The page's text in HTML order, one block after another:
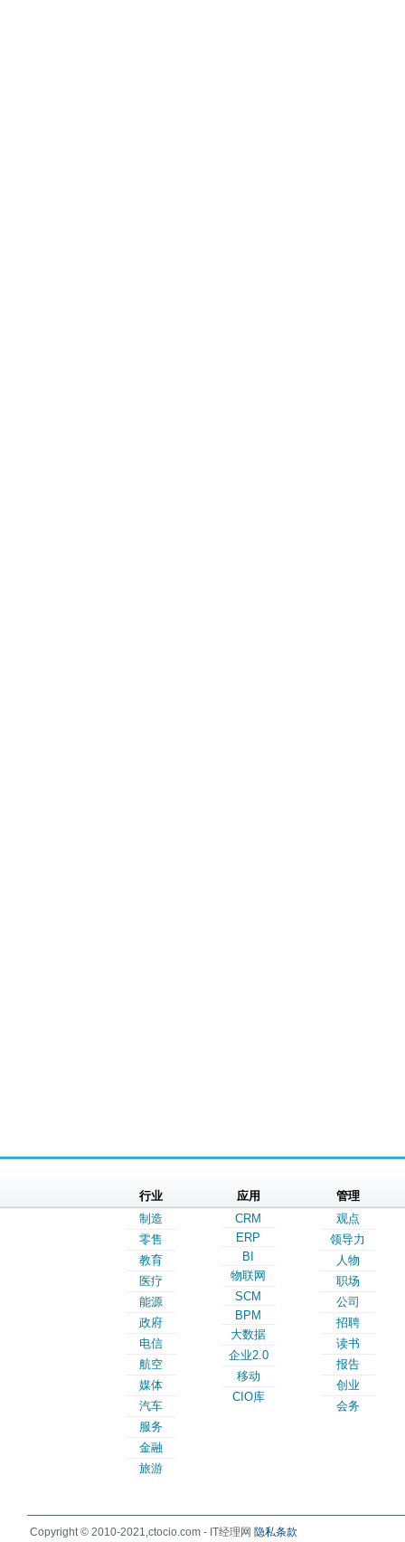
行业
制造
零售
教育
医疗
能源
政府
电信
航空
媒体
汽车
服务
金融
旅游
应用
CRM
ERP
BI
物联网
SCM
BPM
大数据
企业2.0
移动
CIO库
管理
观点
领导力
人物
职场
公司
招聘
读书
报告
创业
会务
Copyright © 2010-2021,ctocio.com - IT经理网 隐私条款